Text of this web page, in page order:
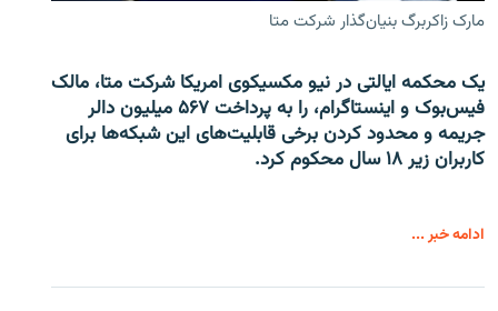
مارک زاکربرگ بنیان‌گذار شرکت متا
یک محکمه ایالتی در نیو مکسیکوی امریکا شرکت متا، مالک
فیس‌بوک و اینستاگرام، را به پرداخت ۵۶۷ میلیون دالر
جریمه و محدود کردن برخی قابلیت‌های این شبکه‌ها برای
کاربران زیر ۱۸ سال محکوم کرد.
ادامه خبر ...